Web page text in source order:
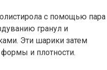
с помощью пара
гранул и
Эти шарики затем
и плотности.